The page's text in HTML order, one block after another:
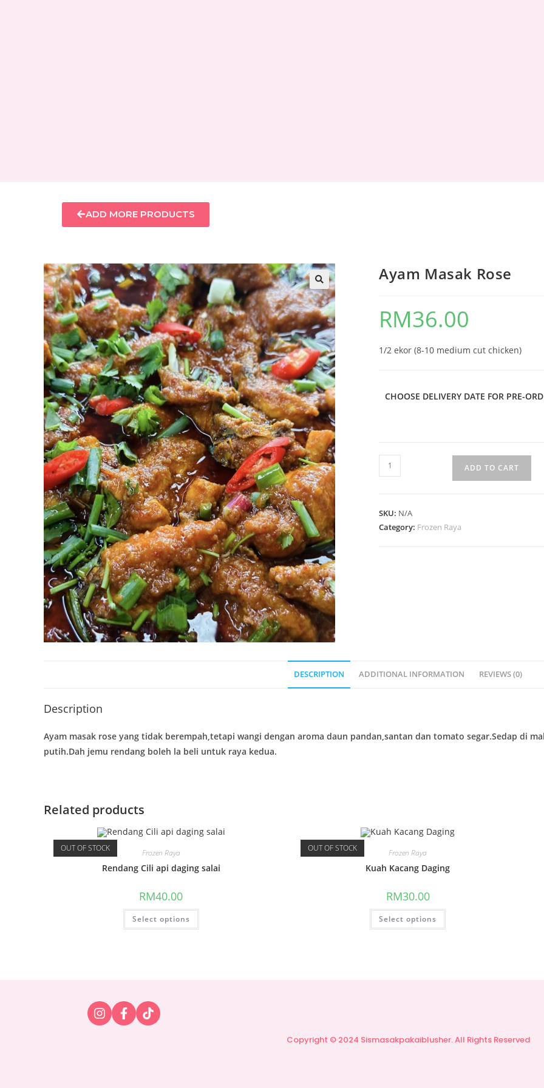
ADD MORE PRODUCTS
🔍
Ayam Masak Rose
RM36.00
1/2 ekor (8-10 medium cut chicken)
CHOOSE DELIVERY DATE FOR PRE-
ADD TO CART
SKU: N/A
Category: Frozen Raya
DESCRIPTION ADDITIONAL INFORMATION REVIEWS (0)
Description
Ayam masak rose yang tidak berempah,tetapi wangi dengan aroma daun pandan,santan dan tomato segar.Sedap di
putih.Dah jemu rendang boleh la beli untuk raya kedua.
Related products
OUT OF STOCK Frozen Raya
Rendang Cili api daging salai
RM40.00
Select options
OUT OF STOCK Frozen Raya
Kuah Kacang Daging
RM30.00
Select options
Copyright © 2024 Sismasakpakaiblusher. All Rights Reserved